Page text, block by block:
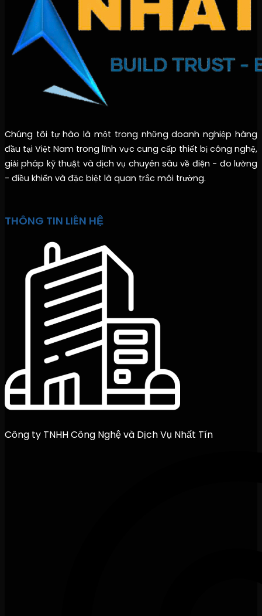
Chúng tôi tự hào là một trong những doanh nghiệp hàng
đầu tại Việt Nam trong lĩnh vực cung cấp thiết bị công nghệ,
giải pháp kỹ thuật và dịch vụ chuyên sâu về điện - đo lường
- điều khiển và đặc biệt là quan trắc môi trường.
THÔNG TIN LIÊN HỆ
Công ty TNHH Công Nghệ và Dịch Vụ Nhất Tín